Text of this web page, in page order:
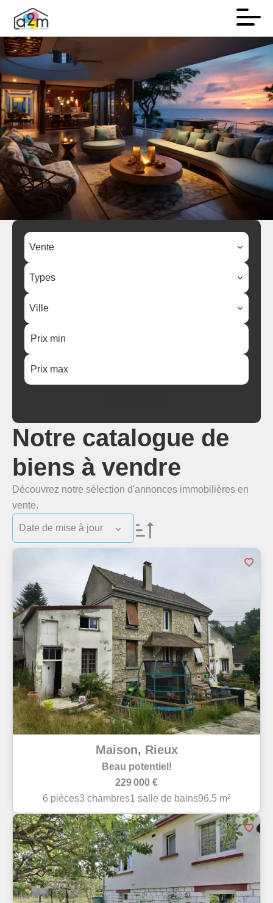
Vente
Types
Ville
Notre catalogue de
biens à vendre
Découvrez notre sélection d'annonces immobilières en
vente.
Date de mise à jour
Maison, Rieux
Beau potentiel!
229 000 €
6 pièces3 chambres1 salle de bains96.5 m²